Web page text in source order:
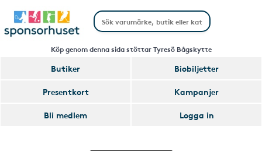
Köp genom denna sida stöttar Tyresö Bågskytte
Butiker
Biobiljetter
Presentkort
Kampanjer
Bli medlem
Logga in